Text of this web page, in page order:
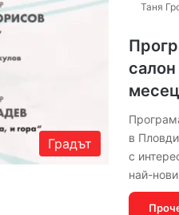
Градът
Таня
салон
в
с
най-